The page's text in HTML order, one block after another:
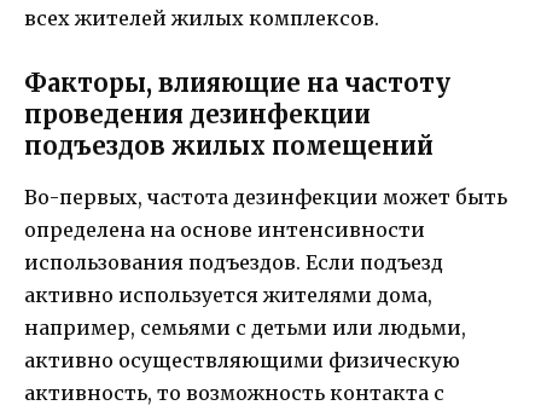
всех жителей жилых комплексов.
Факторы, влияющие на частоту
проведения дезинфекции
подъездов жилых помещений
Во-первых, частота дезинфекции может быть
определена на основе интенсивности
использования подъездов. Если подъезд
активно используется жителями дома,
например, семьями с детьми или людьми,
активно осуществляющими физическую
активность, то возможность контакта с